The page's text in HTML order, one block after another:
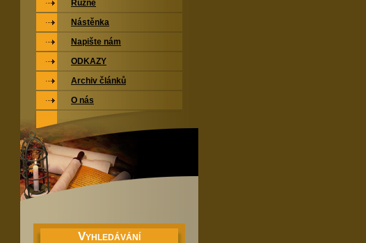
Různé
Nástěnka
Napište nám
ODKAZY
Archiv článků
O nás
VYHLEDÁVÁNÍ